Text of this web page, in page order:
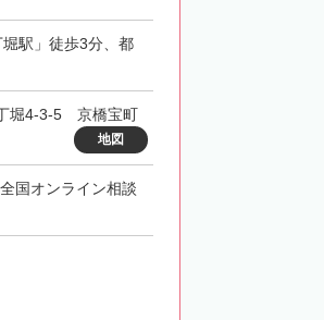
駅」徒歩3分、都
堀4-3-5 京橋宝町
地図
国オンライン相談